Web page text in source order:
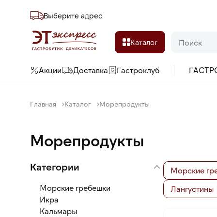
Выберите адреc
Каталог
Акции Доставка Гастроклуб
Главная Каталог Морепродукты
Морепродукты
Категории
Морские гребешки
Икра
Кальмары
Морские
Лангустины